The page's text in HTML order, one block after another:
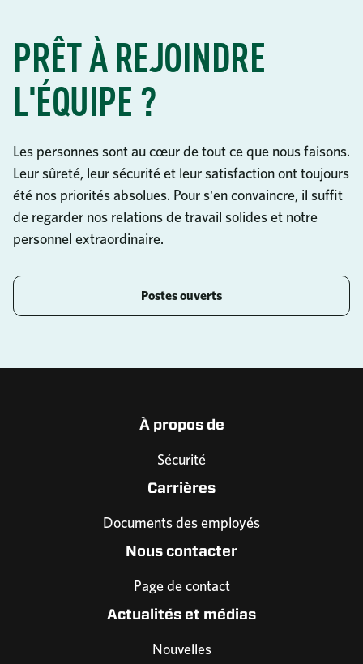
PRÊT À REJOINDRE
L'ÉQUIPE ?
Les personnes sont au cœur de tout ce que nous faisons.
Leur sûreté, leur sécurité et leur satisfaction ont toujours
été nos priorités absolues. Pour s'en convaincre, il suffit
de regarder nos relations de travail solides et notre
personnel extraordinaire.
Postes ouverts
À propos de
Sécurité
Carrières
Documents des employés
Nous contacter
Page de contact
Actualités et médias
Nouvelles